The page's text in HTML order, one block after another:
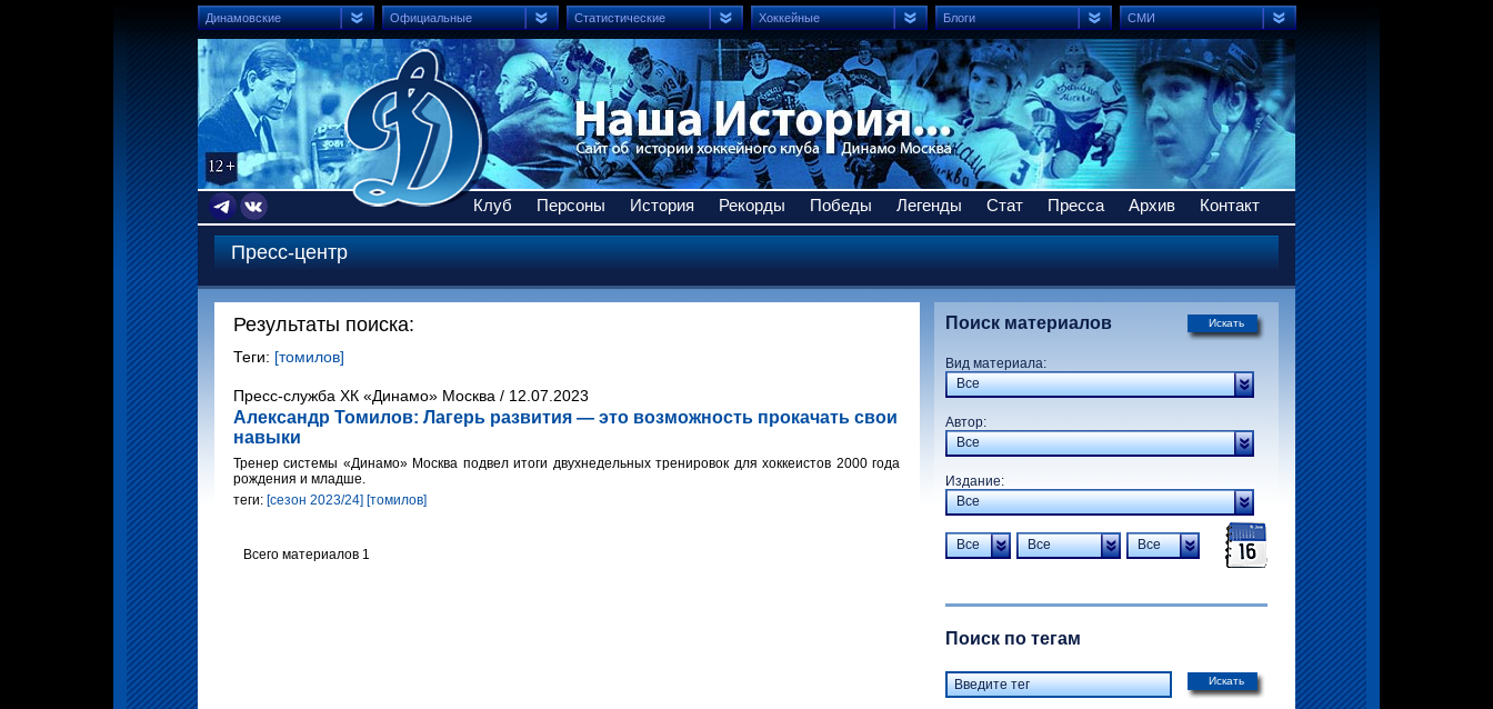
Динамовские Официальные Статистические Хоккейные Блоги СМИ
Клуб Персоны История Рекорды Победы Легенды Стат Пресса Архив Контакт
Пресс-центр
Результаты поиска:
Теги: [томилов]
Пресс-служба ХК «Динамо» Москва / 12.07.2023
Александр Томилов: Лагерь развития — это возможность прокачать свои
навыки
Тренер системы «Динамо» Москва подвел итоги двухнедельных тренировок для хоккеистов 2000 года
рождения и младше.
теги: [сезон 2023/24] [томилов]
Всего материалов 1
Искать
Поиск материалов
Вид материала:
Все
Автор:
Все
Издание:
Все
Все Все Все
Поиск по тегам
Искать